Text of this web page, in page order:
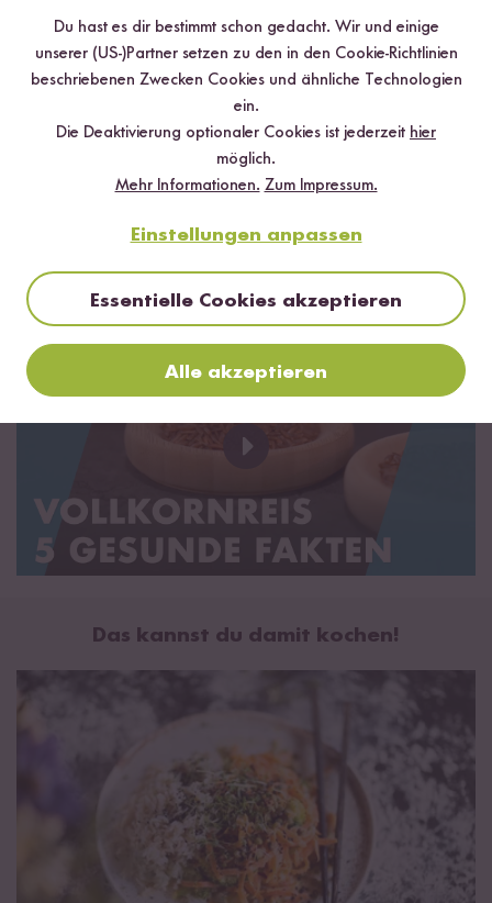
Das kannst du damit kochen!
Du hast es dir bestimmt schon gedacht. Wir und einige
unserer (US-)Partner setzen zu den in den Cookie-Richtlinien
beschriebenen Zwecken Cookies und ähnliche Technologien
ein.
Die Deaktivierung optionaler Cookies ist jederzeit hier
möglich.
Mehr Informationen. Zum Impressum.
Einstellungen anpassen
Essentielle Cookies akzeptieren
Alle akzeptieren